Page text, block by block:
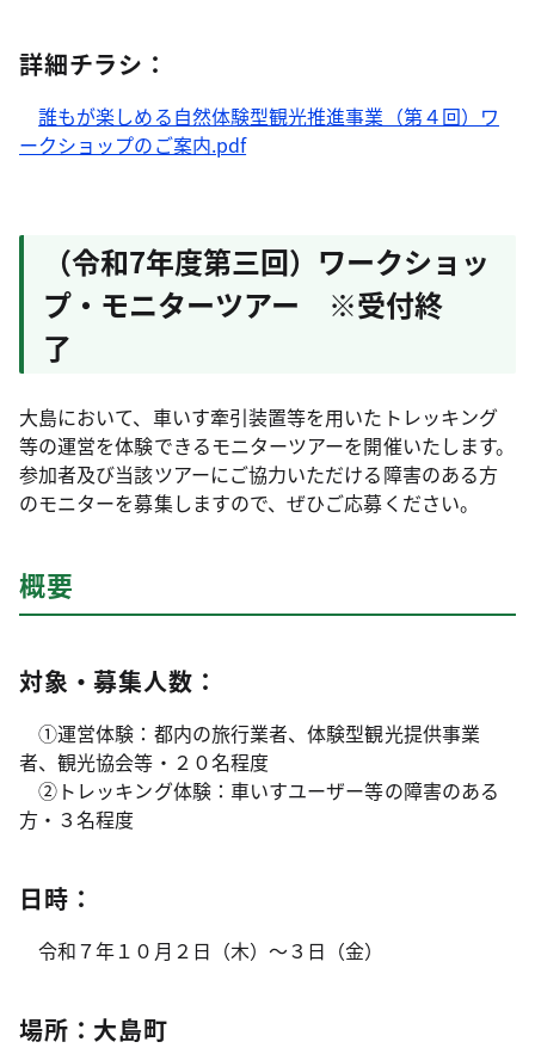
詳細チラシ：
誰もが楽しめる自然体験型観光推進事業（第４回）ワ
ークショップのご案内.pdf
（令和7年度第三回）ワークショッ
プ・モニターツアー ※受付終
了
大島において、車いす牽引装置等を用いたトレッキング
等の運営を体験できるモニターツアーを開催いたします。
参加者及び当該ツアーにご協力いただける障害のある方
のモニターを募集しますので、ぜひご応募ください。
概要
対象・募集人数：
①運営体験：都内の旅行業者、体験型観光提供事業
者、観光協会等・２０名程度
②トレッキング体験：車いすユーザー等の障害のある
方・３名程度
日時：
令和７年１０月２日（木）～３日（金）
場所：大島町